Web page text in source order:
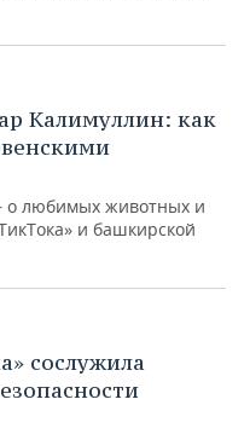
Калимуллин: как
о любимых животных и
и башкирской
сослужила